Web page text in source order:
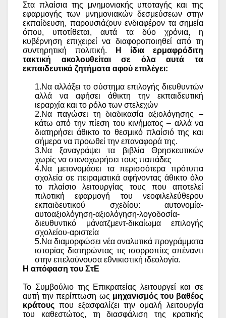
Στα πλαίσια της μνημονιακής υποταγής και της
εφαρμογής των μνημονιακών δεσμεύσεων στην
εκπαίδευση, παρουσιάζουν ενδιαφέρον τα σημεία
όπου, υποτίθεται, αυτά τα δύο χρόνια, η
κυβέρνηση επιχειρεί να διαφοροποιηθεί από τη
συντηρητική πολιτική.
Η ίδια ερμαφρόδιτη
τακτική ακολουθείται σε όλα αυτά τα
εκπαιδευτικά ζητήματα αφού επιλέγει:
1.Να αλλάξει το σύστημα επιλογής διευθυντών
αλλά να αφήσει άθικτη την εκπαιδευτική
ιεραρχία και το ρόλο των στελεχών
2.Να παγώσει τη διαδικασία αξιολόγησης –
κάτω από την πίεση του κινήματος – αλλά να
διατηρήσει άθικτο το θεσμικό πλαίσιό της και
σήμερα να προωθεί την επαναφορά της.
3.Να ξαναγράψει τα βιβλία Θρησκευτικών
χωρίς να στενοχωρήσει τους παπάδες
4.Να μετονομάσει τα περισσότερα πρότυπα
σχολεία σε πειραματικά αφήνοντας άθικτο όλο
το πλαίσιο λειτουργίας τους που αποτελεί
πιλοτική εφαρμογή του νεοφιλελεύθερου
εκπαιδευτικού σχεδίου: αυτονομία-
αυτοαξιολόγηση-αξιολόγηση-λογοδοσία-
διευθυντικό μάνατζμεντ-δικαίωμα επιλογής
σχολείου-αριστεία
5.Να διαμορφώσει νέα αναλυτικά προγράμματα
ιστορίας διατηρώντας τις ισορροπίες απέναντι
στην επελαύνουσα εθνικιστική ιδεολογία.
Η απόφαση του ΣτΕ
Το Συμβούλιο της Επικρατείας λειτουργεί και σε
αυτή την περίπτωση ως μηχανισμός του βαθέος
κράτους που εξασφαλίζει την ομαλή λειτουργία
του καθεστώτος, τη διασφάλιση της κρατικής